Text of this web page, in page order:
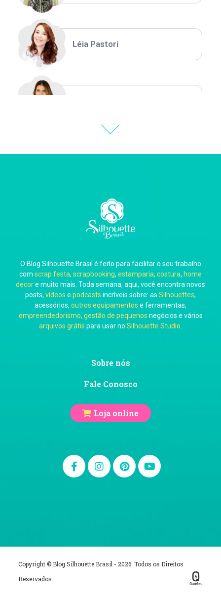
Léia Pastori
Carla Eschberger
Carol Pessoa
Ju Mirthes
O Blog Silhouette Brasil é feito para facilitar o seu trabalho
com scrap festa, scrapbooking, estamparia, costura, home
decore muito mais. Toda semana, aqui, você encontra novos
posts, vídeos e podcasts incríveis sobre: as Silhouettes,
acessórios, outros equipamentos e ferramentas,
empreendedorismo, gestão de pequenos negócios e vários
arquivos grátis para usar no Silhouette Studio
Sobre nós
Fale Conosco
Loja online
Copyright © Blog Silhouette Brasil - 2026. Todos os Direitos
Reservados.